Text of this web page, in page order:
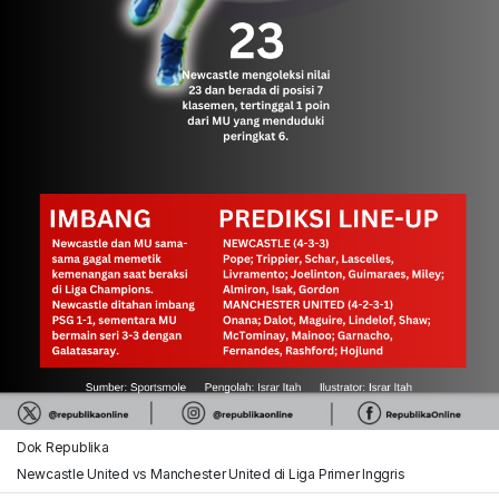
Dok Republika
Newcastle United vs Manchester United di Liga Primer Inggris